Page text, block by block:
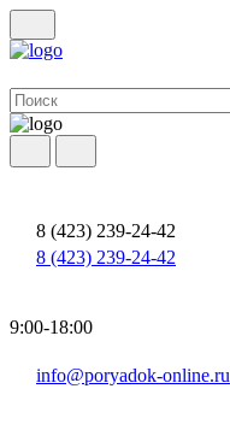
8 (423) 239-24-42
8 (423) 239-24-42
9:00-18:00
info@poryadok-online.ru